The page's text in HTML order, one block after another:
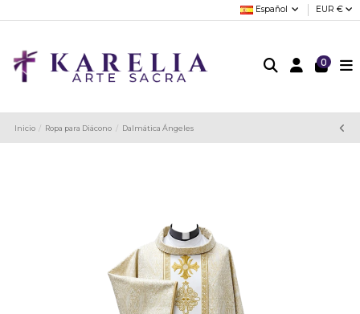
Español EUR €
0
Inicio Ropa para Diácono Dalmática Ángeles